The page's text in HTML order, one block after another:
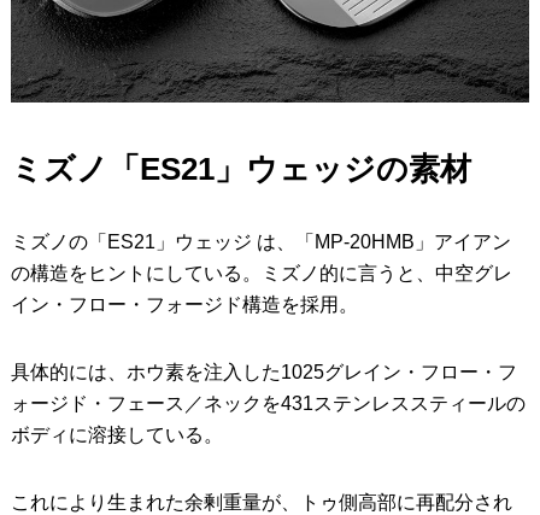
ミズノ「ES21」ウェッジの素材
ミズノの「ES21」ウェッジ は、「MP-20HMB」アイアン
の構造をヒントにしている。ミズノ的に言うと、中空グレ
イン・フロー・フォージド構造を採用。
具体的には、ホウ素を注入した1025グレイン・フロー・フ
ォージド・フェース／ネックを431ステンレススティールの
ボディに溶接している。
これにより生まれた余剰重量が、トゥ側高部に再配分され